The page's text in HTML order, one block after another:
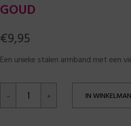
GOUD
€9,95
Een unieke stalen armband met een
IN